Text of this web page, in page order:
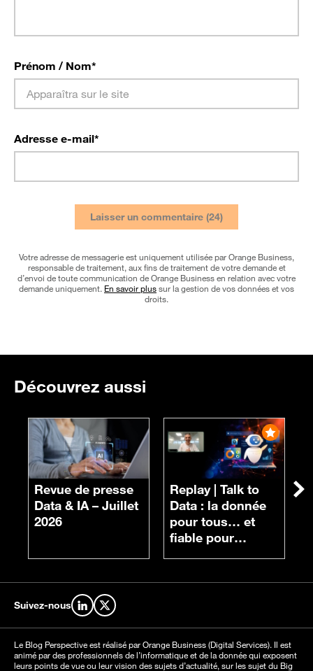
Prénom / Nom*
Adresse e-mail*
Votre adresse de messagerie est uniquement utilisée par Orange Business,
responsable de traitement, aux fins de traitement de votre demande et
d’envoi de toute communication de Orange Business en relation avec votre
demande uniquement. En savoir plussur la gestion de vos données et vos
droits.
Découvrez aussi
Revue de presse
Data & IA – Juillet
2026
Replay |
Data : la donnée
pour tous… et
fiable pour
Suivez-nous Retrouvez-nous sur LinkedIn
Retrouvez-nous sur X
Le Blog Perspective est réalisé par Orange Business (Digital Services). Il est
animé par des professionnels de l’informatique et de la donnée qui exposent
leurs points de vue ou leur vision des sujets d’actualité, sur les sujet du Big